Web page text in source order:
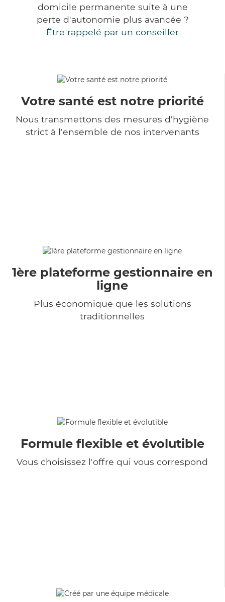
domicile permanente suite à une
perte d'autonomie plus avancée ?
Être rappelé par un conseiller
Votre santé est notre priorité
Nous transmettons des mesures d'hygiène
strict à l'ensemble de nos intervenants
1ère plateforme gestionnaire en
ligne
Plus économique que les solutions
traditionnelles
Formule flexible et évolutible
Vous choisissez l'offre qui vous correspond